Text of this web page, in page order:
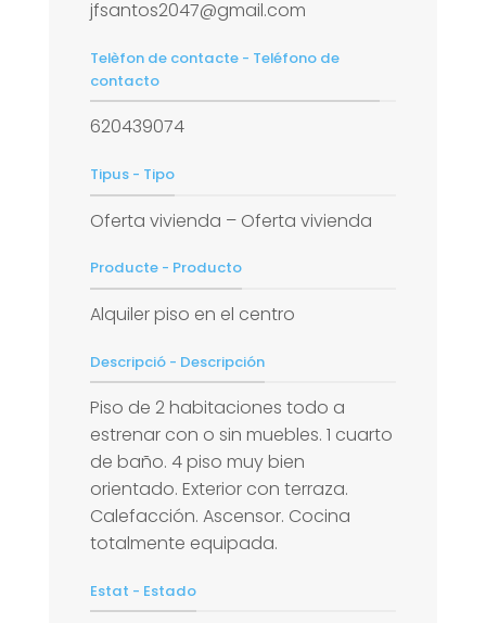
jfsantos2047@gmail.com
Telèfon de contacte - Teléfono de
contacto
620439074
Tipus - Tipo
Oferta vivienda – Oferta vivienda
Producte - Producto
Alquiler piso en el centro
Descripció - Descripción
Piso de 2 habitaciones todo a
estrenar con o sin muebles. 1 cuarto
de baño. 4 piso muy bien
orientado. Exterior con terraza.
Calefacción. Ascensor. Cocina
totalmente equipada.
Estat - Estado